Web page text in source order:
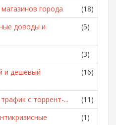
города
(18)
доводы и
(5)
(3)
и дешевый
(16)
с торрент-...
(11)
(1)